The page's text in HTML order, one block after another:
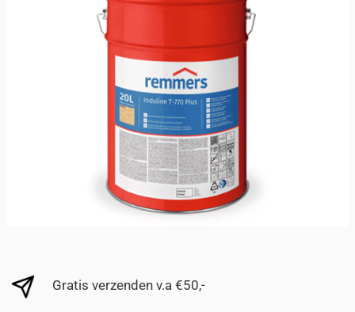
Gratis verzenden v.a €50,-